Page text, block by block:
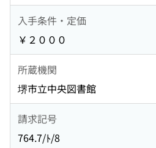
入手条件・定価
￥２０００
所蔵機関
堺市立中央図書館
請求記号
764.7/ﾄ/8